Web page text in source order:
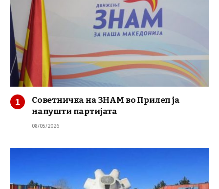
Советничка на ЗНАМ во Прилеп ја
напушти партијата
08/05/2026